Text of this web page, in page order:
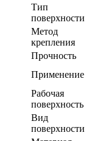
Тип
поверхности
Метод
крепления
Прочность
Применение
Рабочая
поверхность
Вид
поверхности